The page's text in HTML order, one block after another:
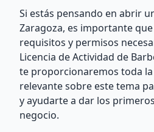
Si estás pensando en abrir
Zaragoza, es importante
requisitos y permisos
Licencia de Actividad de
te proporcionaremos toda
relevante sobre este tema
y ayudarte a dar los
negocio.